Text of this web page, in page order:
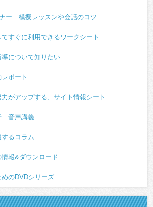
ー 模擬レッスンや会話のコツ
すぐに利用できるワークシート
について知りたい
ポート
がアップする、サイト情報シート
音声講義
るコラム
報&ダウンロード
のDVDシリーズ